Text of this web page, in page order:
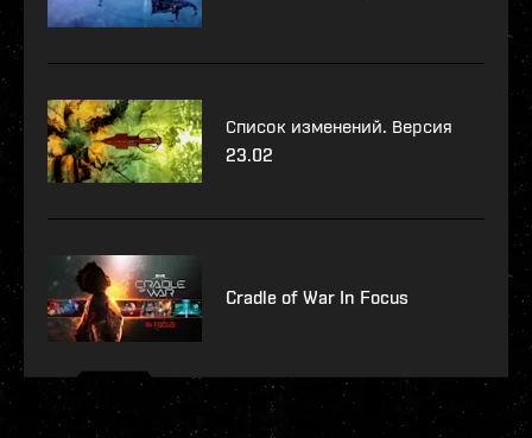
Список изменений. Версия
23.02
Cradle of War In Focus